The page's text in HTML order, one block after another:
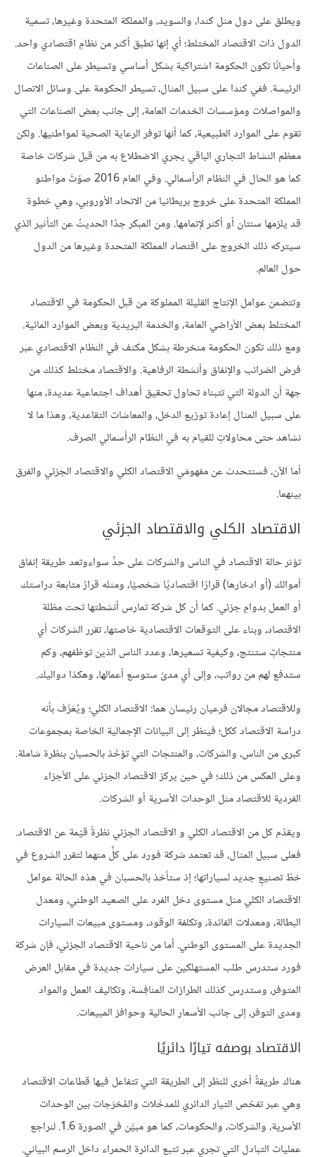
ويطلق على دول مثل كندا، والسويد، والمملكة المتحدة وغيرها، تسمية
الدول ذات الاقتصاد المختلط؛ أي إنها تطبق أكثر من نظامٍ اقتصادي واحد.
وأحيانًا تكون الحكومة اشتراكية بشكل أساسي وتسيطر على الصناعات
الرئيسة. ففي كندا على سبيل المثال، تسيطر الحكومة على وسائل الاتصال
والمواصلات ومؤسسات الخدمات العامة، إلى جانب بعض الصناعات التي
تقوم على الموارد الطبيعية، كما أنها توفر الرعاية الصحية لمواطنيها. ولكن
معظم النشاط التجاري الباقي يجري الاضطلاع به من قبل شركات خاصة
كما هو الحال في النظام الرأسمالي. وفي العام 2016 صوّتَ مواطنو
المملكة المتحدة على خروج بريطانيا من الاتحاد الأوروبي، وهي خطوة
قد يلزمها سنتان أو أكثر لإتمامها. ومن المبكر جدًا الحديثُ عن التأثير الذي
سيتركه ذلك الخروج على اقتصاد المملكة المتحدة وغيرها من الدول
حول العالم.
وتتضمن عوامل الإنتاج القليلة المملوكة من قبل الحكومة في الاقتصاد
المختلط بعض الأراضي العامة، والخدمة البريدية وبعض الموارد المائية.
ومع ذلك تكون الحكومة منخرطة بشكل مكثف في النظام الاقتصادي عبر
فرض الضرائب والإنفاق وأنشطة الرفاهية. والاقتصاد مختلط كذلك من
جهة أن الدولة التي تتبناه تحاول تحقيق أهداف اجتماعية عديدة، منها
على سبيل المثال إعادة توزيع الدخل، والمعاشات التقاعدية، وهذا ما لا
نشاهد حتى محاولاتٍ للقيام به في النظام الرأسمالي الصرف.
أما الآن، فسنتحدث عن مفهومَي الاقتصاد الكلي والاقتصاد الجزئي والفرق
بينهما.
الاقتصاد الكلي والاقتصاد الجزئي
تؤثر حالة الاقتصاد في الناس والشركات على حدٍّ سواءوتعد طريقة إنفاق
أموالك (أو ادخارها) قرارًا اقتصاديًا شخصيًا، ومثله قرارُ متابعة دراستك
أو العمل بدوامٍ جزئي. كما أن كل شركة تمارس أنشطتها تحت مظلة
الاقتصاد، وبناء على التوقعات الاقتصادية خاصتها، تقرر الشركات أي
منتجاتٍ ستنتج، وكيفية تسعيرها، وعدد الناس الذين توظفهم، وكم
ستدفع لهم من رواتب، وإلى أي مدىً ستوسع أعمالها، وهكذا دواليك.
وللاقتصاد مجالان فرعيان رئيسان هما: الاقتصاد الكلي؛ ويُعَرَّف بأنه
دراسة الاقتصاد ككل؛ فينظر إلى البيانات الإجمالية الخاصة بمجموعات
كبرى من الناس، والشركات، والمنتجات التي تؤخَذ بالحسبان بنظرة شاملة.
وعلى العكس من ذلك؛ في حين يركز الاقتصاد الجزئي على الأجزاء
الفردية للاقتصاد مثل الوحدات الأسرية أو الشركات.
ويقدّم كل من الاقتصاد الكلي و الاقتصاد الجزئي نظرةً قيّمة عن الاقتصاد.
فعلى سبيل المثال، قد تعتمد شركة فورد على كلٍّ منهما لتقرر الشروع في
خطّ تصنيعٍ جديد لسياراتها؛ إذ ستأخذ بالحسبان في هذه الحالة عوامل
الاقتصاد الكلي مثل مستوى دخل الفرد على الصعيد الوطني، ومعدل
البطالة، ومعدلات الفائدة، وتكلفة الوقود، ومستوى مبيعات السيارات
الجديدة على المستوى الوطني. أما من ناحية الاقتصاد الجزئي، فإن شركة
فورد ستدرس طلب المستهلكين على سيارات جديدة في مقابل العرض
المتوفر، وستدرس كذلك الطرازات المنافِسة، وتكاليف العمل والمواد
ومدى التوفر، إلى جانب الأسعار الحالية وحوافز المبيعات.
الاقتصاد بوصفه تيارًا دائريًا
هناك طريقةٌ أخرى للنظر إلى الطريقة التي تتفاعل فيها قطاعات الاقتصاد
وهي عبر تفحّص التيار الدائري للمدخَلات والمُخرَجات بين الوحدات
الأسرية، والشركات، والحكومات، كما هو مبيَّن في الصورة 1.6. لنراجع
عمليات التبادل التي تجري عبر تتبع الدائرة الحمراء داخل الرسم البياني.